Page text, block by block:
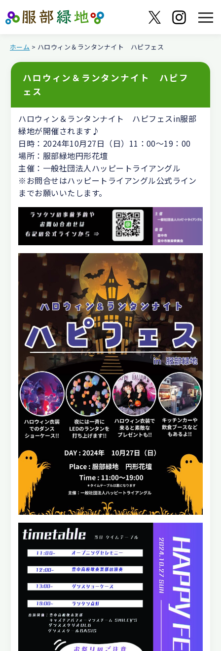
ホーム > ハロウィン＆ランタンナイト ハピフェス
ハロウィン＆ランタンナイト ハピフ
ェス
ハロウィン＆ランタンナイト ハピフェスin服部
緑地が開催されます♪
日時：2024年10月27日（日）11：00～19：00
場所：服部緑地円形花壇
主催：一般社団法人ハッピートライアングル
※お問合せはハッピートライアングル公式ライン
までお願いいたします。